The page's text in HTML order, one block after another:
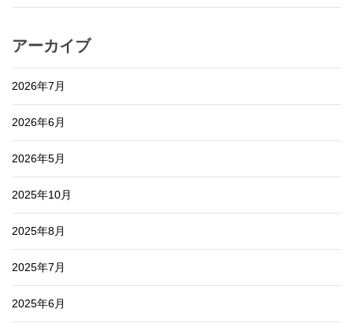
アーカイブ
2026年7月
2026年6月
2026年5月
2025年10月
2025年8月
2025年7月
2025年6月